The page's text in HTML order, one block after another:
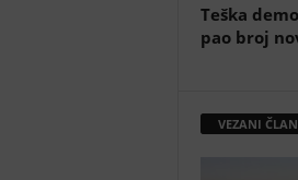
Teška
pao broj
VEZANI